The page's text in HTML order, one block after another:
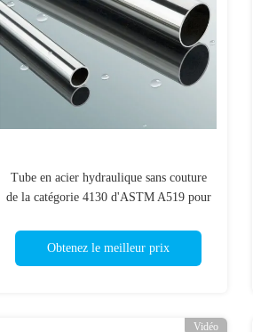
Tube en acier hydraulique sans couture
de la catégorie 4130 d'ASTM A519 pour
Obtenez le meilleur prix
Vidéo